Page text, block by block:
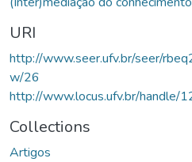
URI
http://www.seer.ufv.br/seer/
w/26
http://www.locus.ufv.br/
Collections
Artigos